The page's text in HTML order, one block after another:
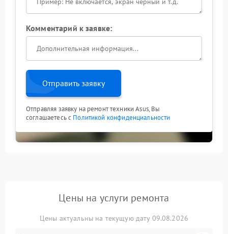
Комментарий к заявке:
Отправить заявку
Отправляя заявку на ремонт техники Asus, Вы
соглашаетесь с Политикой конфиденциальности
Цены на услуги ремонта
Цены актуальны на текущую дату 09.08.2026